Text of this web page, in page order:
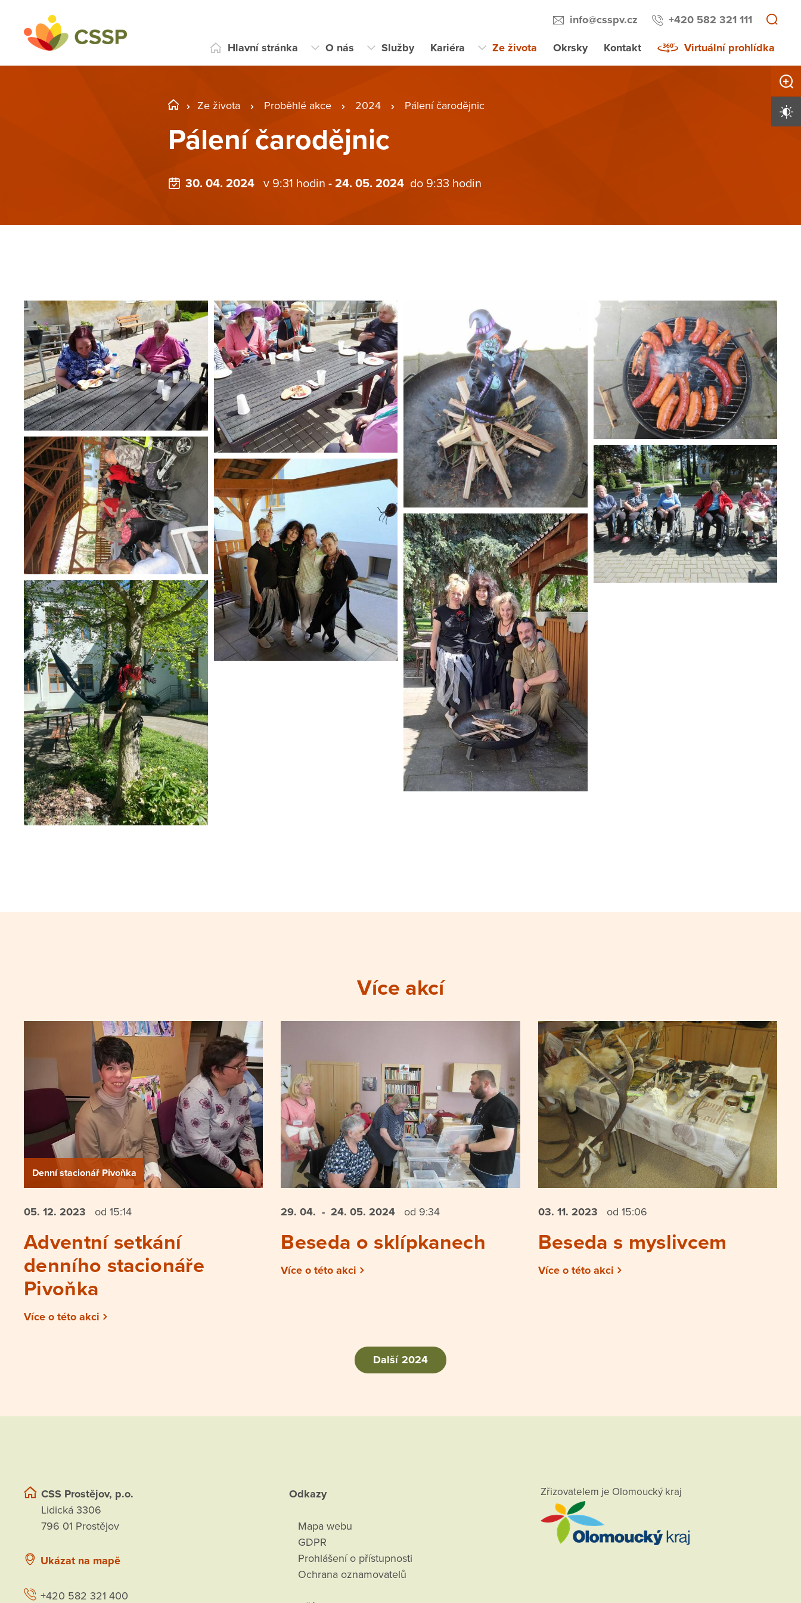
info@csspv.cz +420 582 321 111
Hlavní stránka O nás Služby Kariéra Ze života Okrsky Kontakt Virtuální prohlídka
Ze života Proběhlé akce 2024 Pálení čarodějnic
Pálení čarodějnic
30. 04. 2024 v 9:31 hodin - 24. 05. 2024 do 9:33 hodin
Více akcí
Denní stacionář Pivoňka
05. 12. 2023 od 15:14
Adventní setkání
denního stacionáře
Pivoňka
Více o této akci
29. 04. - 24. 05.2024 od 9:34
Beseda o sklípkanech
Více o této akci
03. 11. 2023 od 15:06
Beseda s myslivcem
Více o této akci
Další 2024
CSS Prostějov, p.o.
Lidická 3306
796 01 Prostějov
Ukázat na mapě
+420 582 321 400
Odkazy
Mapa webu
GDPR
Prohlášení o přístupnosti
Ochrana oznamovatelů
Zřizovatelem je Olomoucký kraj